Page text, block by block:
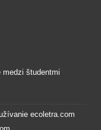
medzi študentmi
ecoletra.com